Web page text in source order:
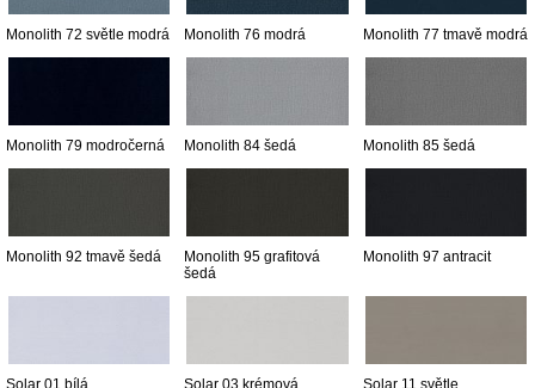
Monolith 72 světle modrá Monolith 76 modrá Monolith 77 tmavě modrá
Monolith 79 modročerná Monolith 84 šedá Monolith 85 šedá
Monolith 92 tmavě šedá
Monolith 95 grafitová
šedá
Monolith 97 antracit
Solar 01 bílá Solar 03 krémová
Solar 11 světle